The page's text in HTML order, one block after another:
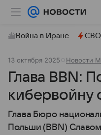
Война в Иране СВО
13 октября 2025 Новости
Глава BBN:
кибервойну
Глава Бюро
Польши (BBN)